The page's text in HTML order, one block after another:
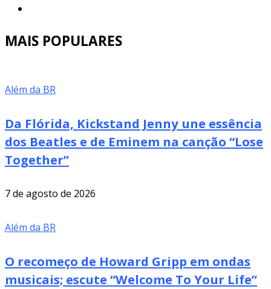
MAIS POPULARES
Além da BR
Da Flórida, Kickstand Jenny une essência
dos Beatles e de Eminem na canção “Lose
Together”
7 de agosto de 2026
Além da BR
O recomeço de Howard Gripp em ondas
musicais; escute “Welcome To Your Life”